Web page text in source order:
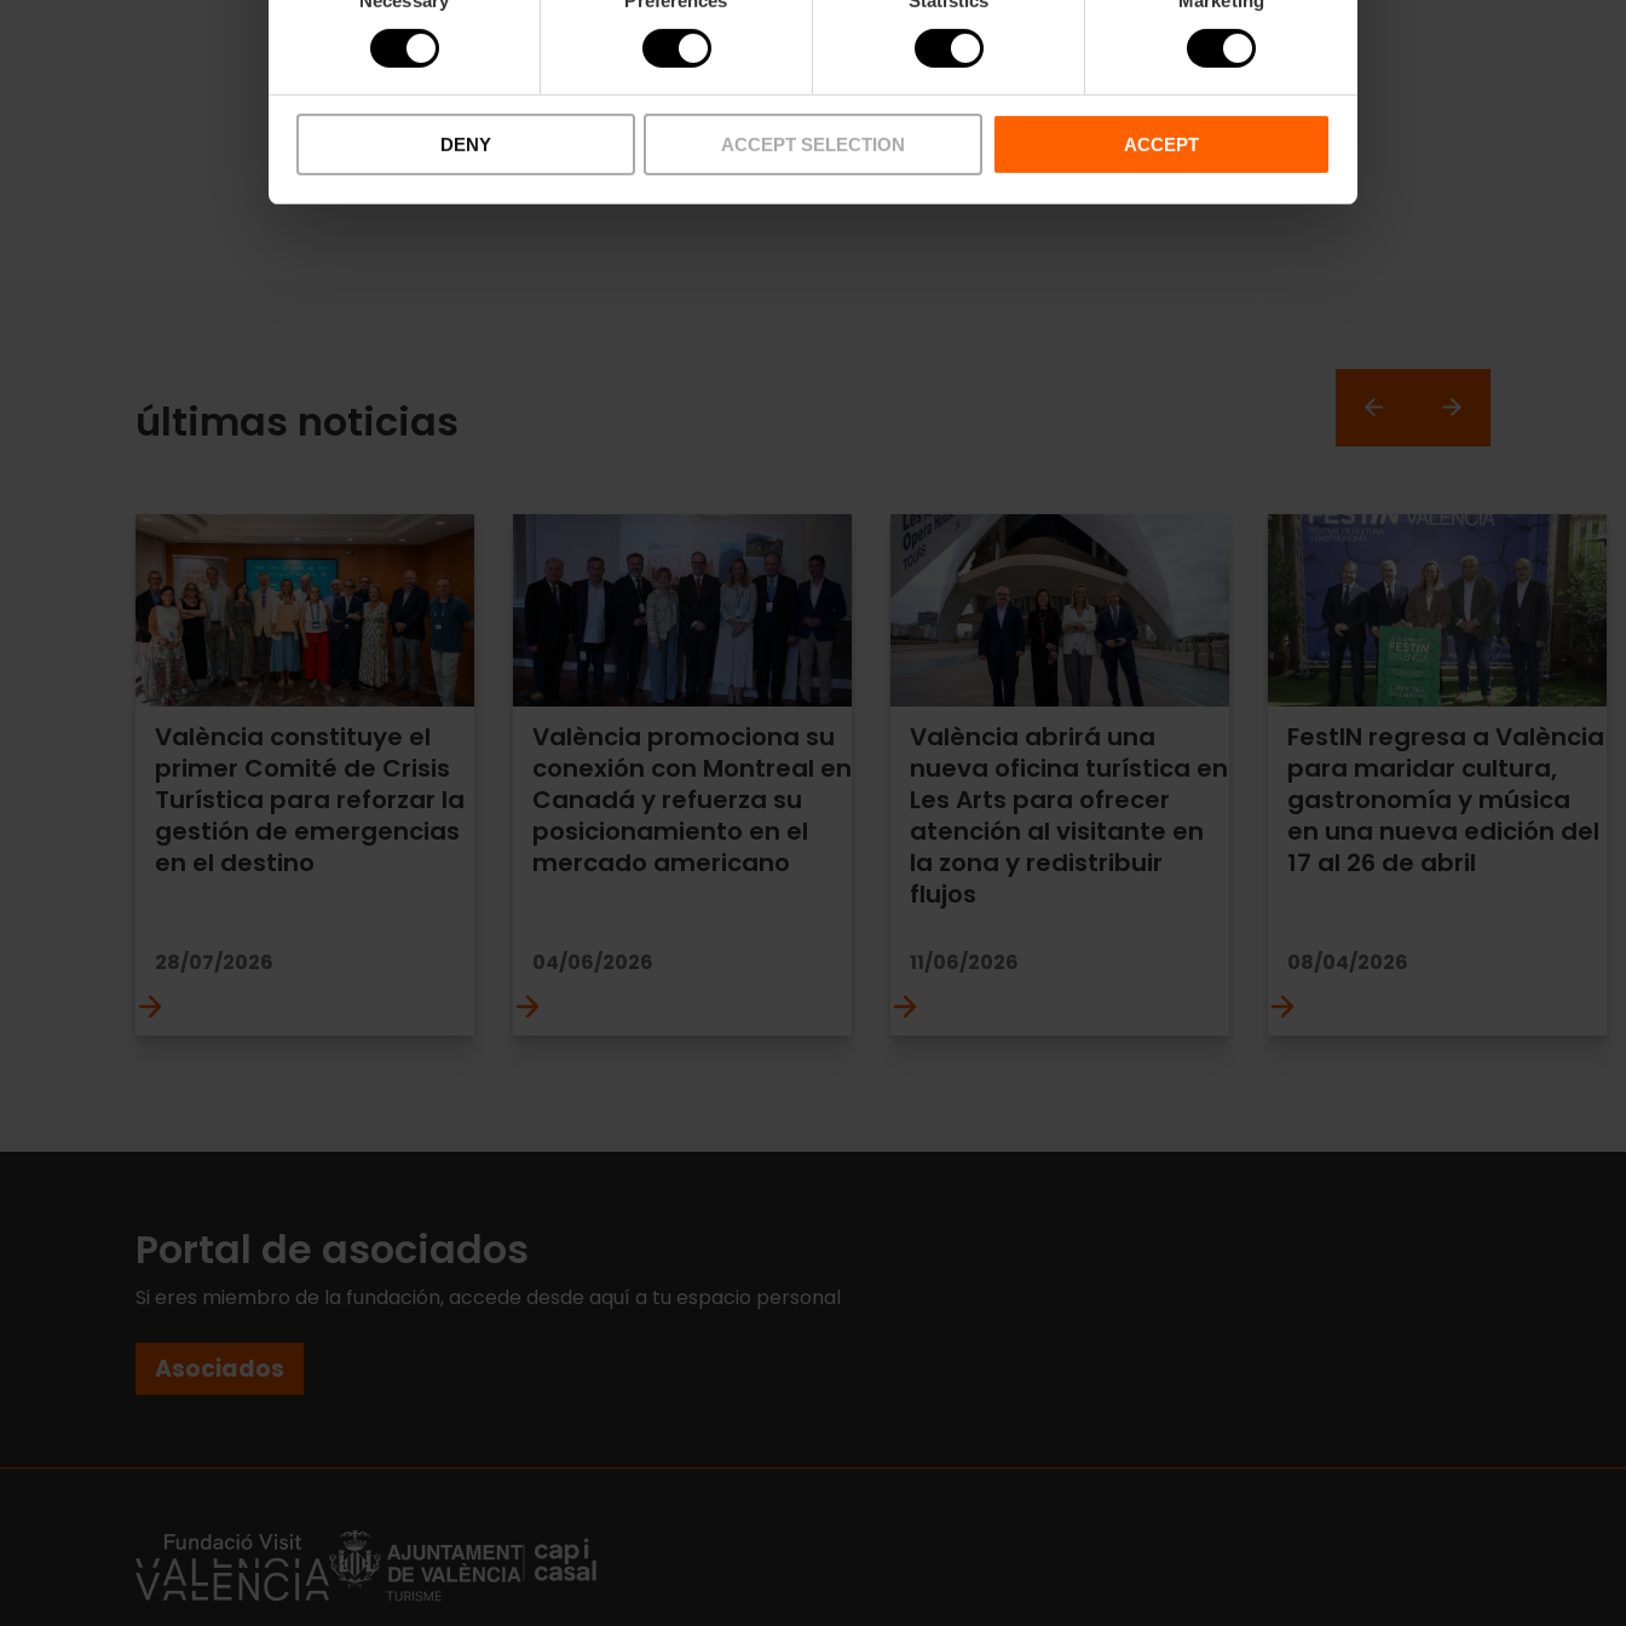
DENY ACCEPT SELECTION ACCEPT
Estas creaciones y muchas más están disponibles en:
www.festinvalencia.com
últimas noticias
València constituye el
primer Comité de Crisis
Turística para reforzar la
gestión de emergencias
en el destino
28/07/2026
València promociona su
conexión con Montreal en
Canadá y refuerza su
posicionamiento en el
mercado americano
04/06/2026
València abrirá una
nueva oficina turística en
Les Arts para ofrecer
atención al visitante en
la zona y redistribuir
flujos
11/06/2026
FestIN regresa a València
para maridar cultura,
gastronomía y música
en una nueva edición del
17 al 26 de abril
08/04/2026
Portal de asociados
Si eres miembro de la fundación, accede desde aquí a tu espacio personal
Asociados
https://fundacion.visitvalencia.com/